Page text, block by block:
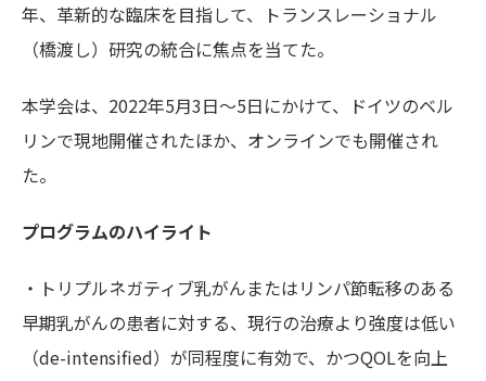
年、革新的な臨床を目指して、トランスレーショナル
（橋渡し）研究の統合に焦点を当てた。
本学会は、2022年5月3日～5日にかけて、ドイツのベル
リンで現地開催されたほか、オンラインでも開催され
た。
プログラムのハイライト
・トリプルネガティブ乳がんまたはリンパ節転移のある
早期乳がんの患者に対する、現行の治療より強度は低い
（de-intensified）が同程度に有効で、かつQOLを向上